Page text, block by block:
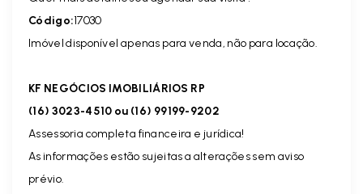
Código:17030
Imóvel disponível apenas para venda, não para locação.
KF NEGÓCIOS IMOBILIÁRIOS RP
(16) 3023-4510 ou (16) 99199-9202
Assessoria completa financeira e jurídica!
As informações estão sujeitas a alterações sem aviso
prévio.